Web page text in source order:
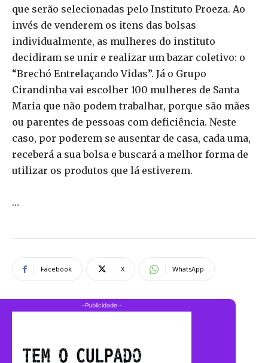
que serão selecionadas pelo Instituto Proeza. Ao
invés de venderem os itens das bolsas
individualmente, as mulheres do instituto
decidiram se unir e realizar um bazar coletivo: o
“Brechó Entrelaçando Vidas”. Já o Grupo
Cirandinha vai escolher 100 mulheres de Santa
Maria que não podem trabalhar, porque são mães
ou parentes de pessoas com deficiência. Neste
caso, por poderem se ausentar de casa, cada uma,
receberá a sua bolsa e buscará a melhor forma de
utilizar os produtos que lá estiverem.
…
Facebook X WhatsApp
-Publicidade -